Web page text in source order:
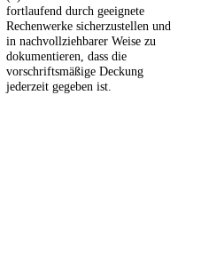
fortlaufend durch geeignete
Rechenwerke sicherzustellen und
in nachvollziehbarer Weise zu
dokumentieren, dass die
vorschriftsmäßige Deckung
jederzeit gegeben ist.